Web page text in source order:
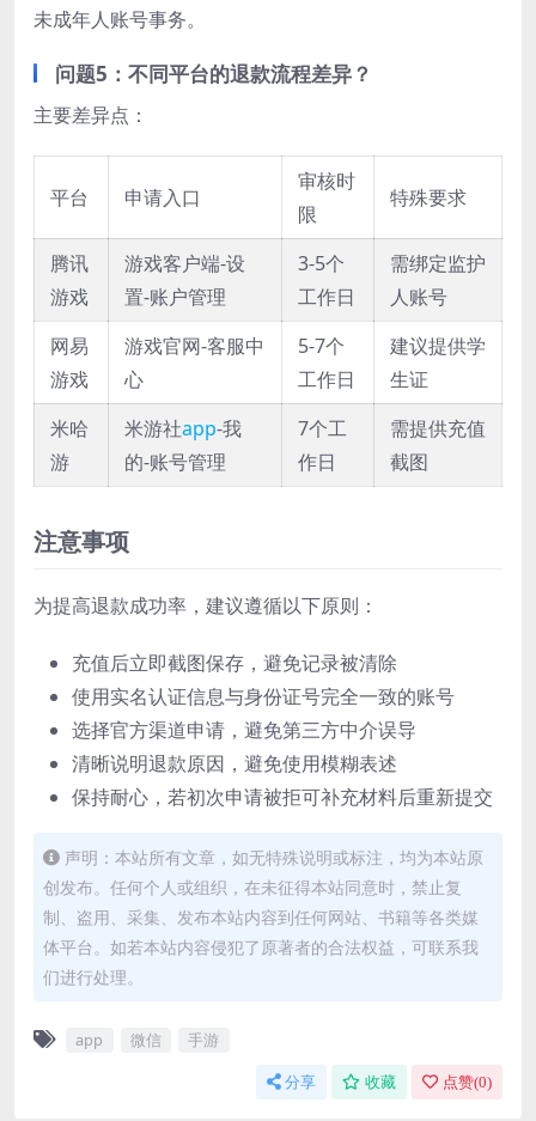
未成年人账号事务。
问题5：不同平台的退款流程差异？
主要差异点：
平台 申请入口
审核时
限
特殊要求
腾讯
游戏
游戏客户端-设
置-账户管理
3-5个
工作日
需绑定监护
人账号
网易
游戏
游戏官网-客服中
心
5-7个
工作日
建议提供学
生证
米哈
游
米游社app-我
的-账号管理
7个工
作日
需提供充值
截图
注意事项
为提高退款成功率，建议遵循以下原则：
充值后立即截图保存，避免记录被清除
使用实名认证信息与身份证号完全一致的账号
选择官方渠道申请，避免第三方中介误导
清晰说明退款原因，避免使用模糊表述
保持耐心，若初次申请被拒可补充材料后重新提交
声明：本站所有文章，如无特殊说明或标注，均为本站原
创发布。任何个人或组织，在未征得本站同意时，禁止复
制、盗用、采集、发布本站内容到任何网站、书籍等各类媒
体平台。如若本站内容侵犯了原著者的合法权益，可联系我
们进行处理。
app 微信 手游
分享 收藏 点赞(0)